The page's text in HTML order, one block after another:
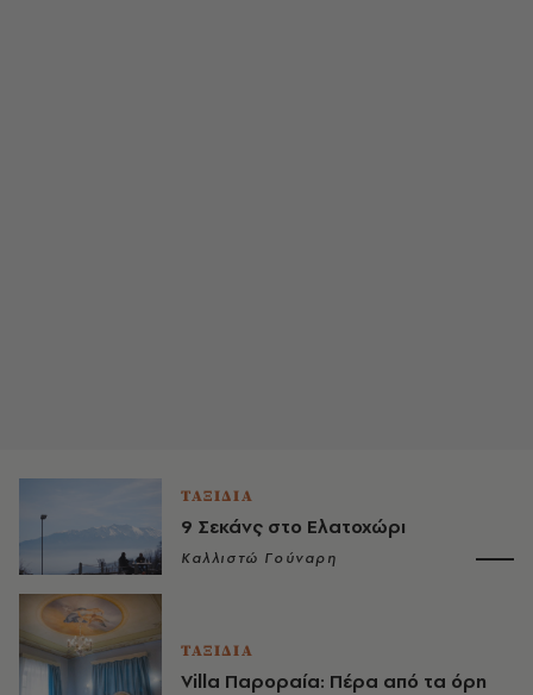
ΤΑΞΙΔΙΑ
9 Σεκάνς στο Ελατοχώρι
Καλλιστώ Γούναρη
ΤΑΞΙΔΙΑ
Villa Παροραία: Πέρα από τα όρη